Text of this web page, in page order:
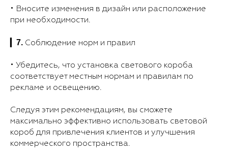
• Вносите изменения в дизайн или расположение
при необходимости.
7. Соблюдение норм и правил
• Убедитесь, что установка светового короба
соответствует местным нормам и правилам по
рекламе и освещению.
Следуя этим рекомендациям, вы сможете
максимально эффективно использовать световой
короб для привлечения клиентов и улучшения
коммерческого пространства.